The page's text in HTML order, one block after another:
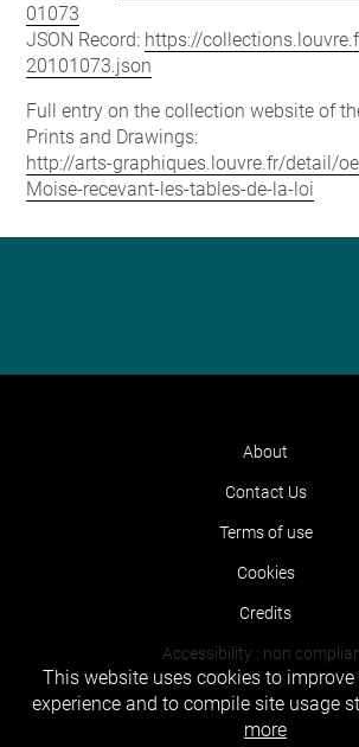
01073
JSON Record: https://
20101073.json
Full entry on the collection website of
Prints and Drawings:
http://arts-graphiques.louvre.fr/detail/
Moise-recevant-les-tables-de-la-loi
About
Contact Us
Terms of use
Cookies
Credits
Accessibility : non
This website uses cookies to
experience and to compile site usage
more